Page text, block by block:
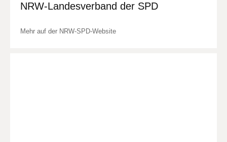
NRW-Landesverband der SPD
Mehr auf der NRW-SPD-Website